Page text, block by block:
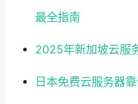
最全指南
2025年新加坡云服
日本免费云服务器